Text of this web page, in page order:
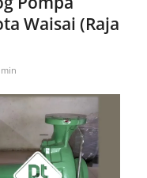
Waisai (Raja